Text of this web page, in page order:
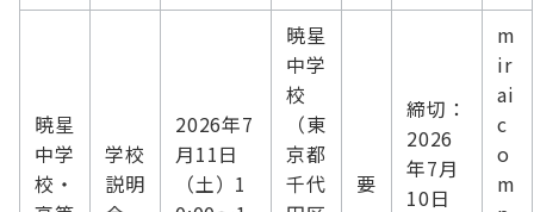
暁星
中学
校・
学校
説明
2026年7
月11日
（土）1
暁星
中学
校
（東
京都
千代
要
締切：
2026
年7月
10日
m
ir
ai
c
o
m